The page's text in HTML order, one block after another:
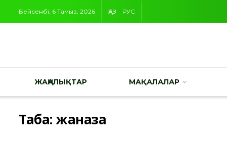
Бейсенбі, 6 Тамыз, 2026 ҚАЗ РУС
ЖАҢАЛЫҚТАР МАҚАЛАЛАР
Таңба:жаназа